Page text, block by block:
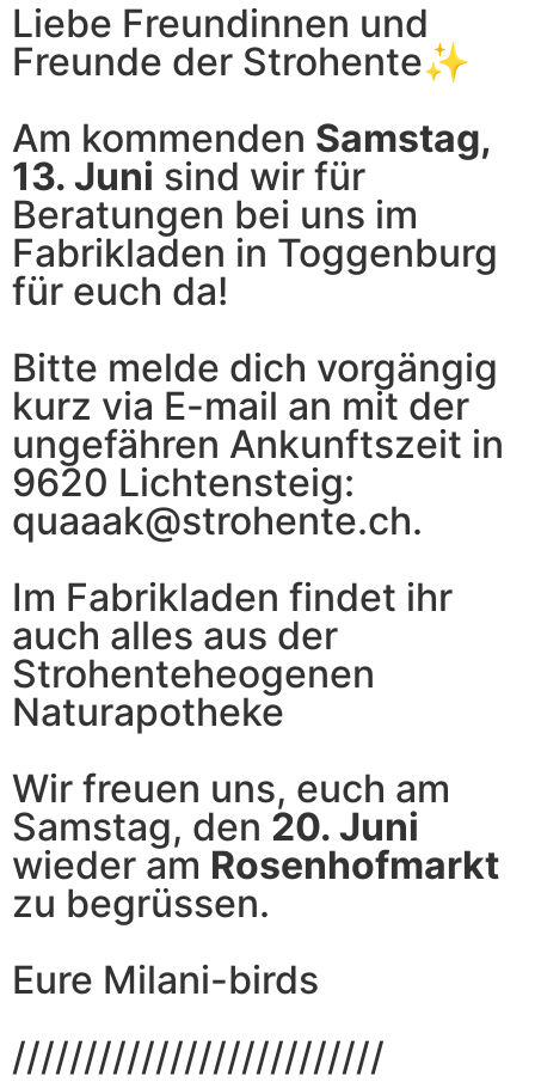
Liebe Freundinnen und
Freunde der Strohente✨
Am kommenden Samstag,
13. Juni sind wir für
Beratungen bei uns im
Fabrikladen in Toggenburg
für euch da!
Bitte melde dich vorgängig
kurz via E-mail an mit der
ungefähren Ankunftszeit in
9620 Lichtensteig:
quaaak@strohente.ch.
Im Fabrikladen findet ihr
auch alles aus der
Strohenteheogenen
Naturapotheke
Wir freuen uns, euch am
Samstag, den 20. Juni
wieder am Rosenhofmarkt
zu begrüssen.
Eure Milani-birds
//////////////////////////